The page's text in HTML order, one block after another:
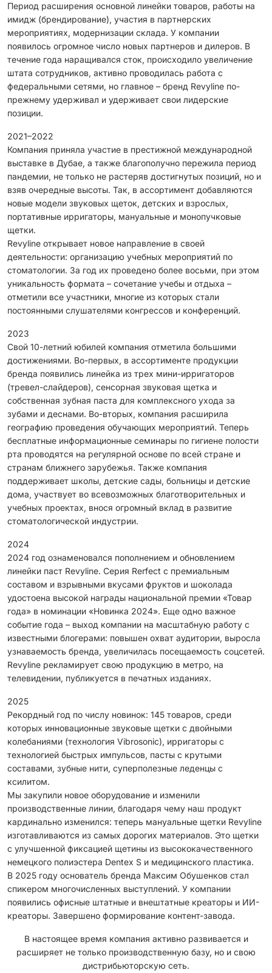
Период расширения основной линейки товаров, работы на
имидж (брендирование), участия в партнерских
мероприятиях, модернизации склада. У компании
появилось огромное число новых партнеров и дилеров. В
течение года наращивался сток, происходило увеличение
штата сотрудников, активно проводилась работа с
федеральными сетями, но главное – бренд Revyline по-
прежнему удерживал и удерживает свои лидерские
позиции.
2021–2022
Компания приняла участие в престижной международной
выставке в Дубае, а также благополучно пережила период
пандемии, не только не растеряв достигнутых позиций, но и
взяв очередные высоты. Так, в ассортимент добавляются
новые модели звуковых щеток, детских и взрослых,
портативные ирригаторы, мануальные и монопучковые
щетки.
Revyline открывает новое направление в своей
деятельности: организацию учебных мероприятий по
стоматологии. За год их проведено более восьми, при этом
уникальность формата – сочетание учебы и отдыха –
отметили все участники, многие из которых стали
постоянными слушателями конгрессов и конференций.
2023
Свой 10-летний юбилей компания отметила большими
достижениями. Во-первых, в ассортименте продукции
бренда появились линейка из трех мини-ирригаторов
(тревел-слайдеров), сенсорная звуковая щетка и
собственная зубная паста для комплексного ухода за
зубами и деснами. Во-вторых, компания расширила
географию проведения обучающих мероприятий. Теперь
бесплатные информационные семинары по гигиене полости
рта проводятся на регулярной основе по всей стране и
странам ближнего зарубежья. Также компания
поддерживает школы, детские сады, больницы и детские
дома, участвует во всевозможных благотворительных и
учебных проектах, внося огромный вклад в развитие
стоматологической индустрии.
2024
2024 год ознаменовался пополнением и обновлением
линейки паст Revyline. Серия Rerfect с премиальным
составом и взрывными вкусами фруктов и шоколада
удостоена высокой награды национальной премии «Товар
года» в номинации «Новинка 2024». Еще одно важное
событие года – выход компании на масштабную работу с
известными блогерами: повышен охват аудитории, выросла
узнаваемость бренда, увеличилась посещаемость соцсетей.
Revyline рекламирует свою продукцию в метро, на
телевидении, публикуется в печатных изданиях.
2025
Рекордный год по числу новинок: 145 товаров, среди
которых инновационные звуковые щетки с двойными
колебаниями (технология Vibrosonic), ирригаторы с
технологией быстрых импульсов, пасты с крутыми
составами, зубные нити, суперполезные леденцы с
ксилитом.
Мы закупили новое оборудование и изменили
производственные линии, благодаря чему наш продукт
кардинально изменился: теперь мануальные щетки Revyline
изготавливаются из самых дорогих материалов. Это щетки
с улучшенной фиксацией щетины из высококачественного
немецкого полиэстера Dentex S и медицинского пластика.
В 2025 году основатель бренда Максим Обушенков стал
спикером многочисленных выступлений. У компании
появились офисные штатные и внештатные креаторы и ИИ-
креаторы. Завершено формирование контент-завода.
В настоящее время компания активно развивается и
расширяет не только производственную базу, но и свою
дистрибьюторскую сеть.